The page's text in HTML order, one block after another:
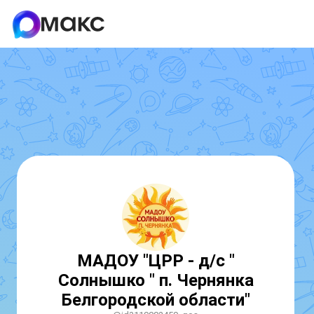
МАДОУ "ЦРР - д/с "
Солнышко " п. Чернянка
Белгородской области"